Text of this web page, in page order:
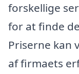
forskellige
for at finde
Priserne kan
af firmaets